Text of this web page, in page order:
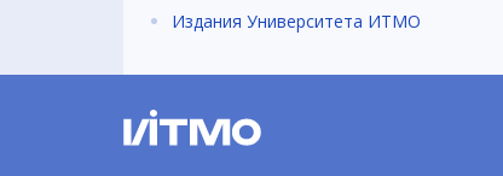
Издания Университета ИТМО